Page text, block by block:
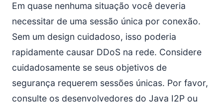
Em quase nenhuma situação você deveria
necessitar de uma sessão única por conexão.
Sem um design cuidadoso, isso poderia
rapidamente causar DDoS na rede. Considere
cuidadosamente se seus objetivos de
segurança requerem sessões únicas. Por favor,
consulte os desenvolvedores do Java I2P ou